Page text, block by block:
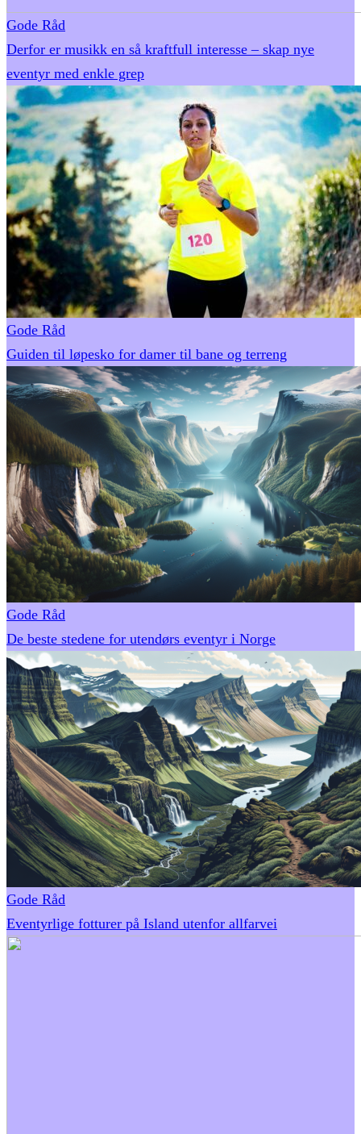
Gode Råd
Derfor er musikk en så kraftfull interesse – skap nye
eventyr med enkle grep
Gode Råd
Guiden til løpesko for damer til bane og terreng
Gode Råd
De beste stedene for utendørs eventyr i Norge
Gode Råd
Eventyrlige fotturer på Island utenfor allfarvei